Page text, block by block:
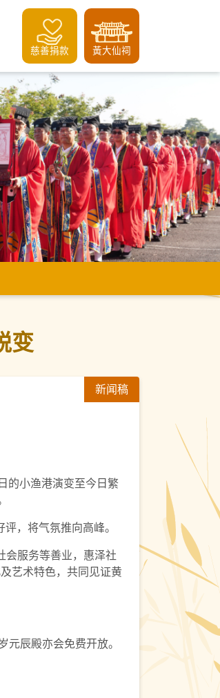
慈善捐款 黃大仙祠
变
新闻稿
的小渔港演变至今日繁
，将气氛推向高峰。
会服务等善业，惠泽社
艺术特色，共同见证黄
辰殿亦会免费开放。